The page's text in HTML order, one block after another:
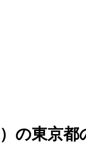
の東京